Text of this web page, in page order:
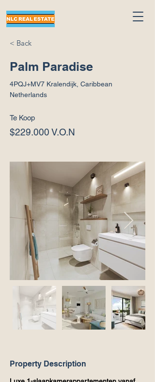
< Back
Palm Paradise
4PQJ+MV7 Kralendijk, Caribbean
Netherlands
Te Koop
$229.000 V.O.N
Property Description